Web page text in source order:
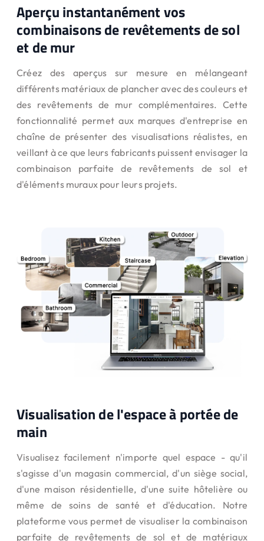
Aperçu instantanément vos
combinaisons de revêtements de sol
et de mur
Créez des aperçus sur mesure en mélangeant
différents matériaux de plancher avec des couleurs et
des revêtements de mur complémentaires. Cette
fonctionnalité permet aux marques d'entreprise en
chaîne de présenter des visualisations réalistes, en
veillant à ce que leurs fabricants puissent envisager la
combinaison parfaite de revêtements de sol et
d'éléments muraux pour leurs projets.
Visualisation de l'espace à portée de
main
Visualisez facilement n'importe quel espace - qu'il
s'agisse d'un magasin commercial, d'un siège social,
d'une maison résidentielle, d'une suite hôtelière ou
même de soins de santé et d'éducation. Notre
plateforme vous permet de visualiser la combinaison
parfaite de revêtements de sol et de matériaux